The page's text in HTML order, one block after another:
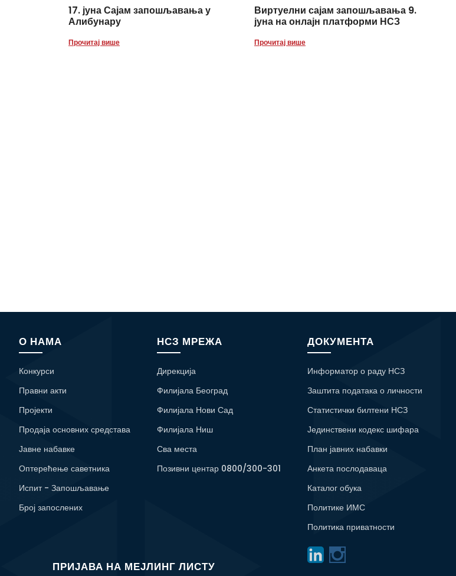
17. јуна Сајам запошљавања у
Алибунару
Прочитај више
Виртуелни сајам запошљавања 9.
јуна на онлајн платформи НСЗ
Прочитај више
О НАМА
Конкурси
Правни акти
Пројекти
Продаја основних средстава
Јавне набавке
Оптерећење саветника
Испит - Запошљавање
Број запослених
НСЗ МРЕЖА
Дирекција
Филијала Београд
Филијала Нови Сад
Филијала Ниш
Сва места
Позивни центар 0800/300-301
ДОКУМЕНТА
Информатор о раду НСЗ
Заштита података о личности
Статистички билтени НСЗ
Јединствени кодекс шифара
План јавних набавки
Анкета послодаваца
Каталог обука
Политике ИМС
Политика приватности
ПРИЈАВА НА МЕЈЛИНГ ЛИСТУ